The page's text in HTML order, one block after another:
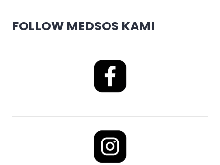
FOLLOW MEDSOS KAMI